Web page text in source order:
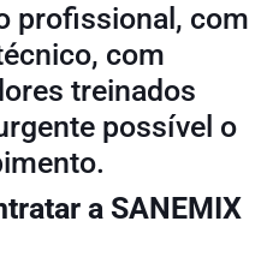
profissional, com
com
treinados
possível o
a SANEMIX